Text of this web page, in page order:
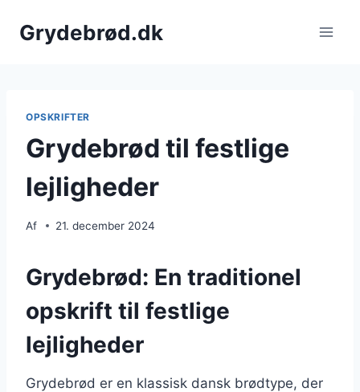
Grydebrød.dk
OPSKRIFTER
Grydebrød til festlige
lejligheder
Af 21. december 2024
Grydebrød: En traditionel
opskrift til festlige
lejligheder
Grydebrød er en klassisk dansk brødtype, der